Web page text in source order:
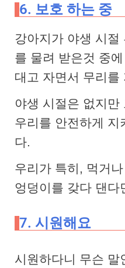
6. 보호 하는 중
강아지가 야생 시
를 물려 받은것 중
대고 자면서 무리를
야생 시절은 없지
우리를 안전하게 지
다.
우리가 특히, 먹거
엉덩이를 갖다 댄다
7. 시원해요
시원하다니 무슨 말